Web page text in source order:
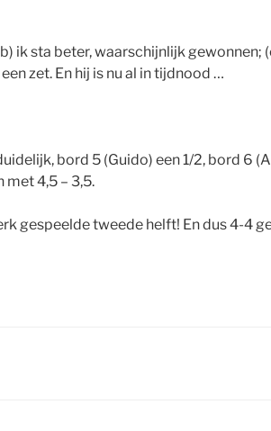
ik sta beter, waarschijnlijk gewonnen;
zet. En hij is nu al in tijdnood …
bord 5 (Guido) een 1/2, bord 6
met 4,5 – 3,5.
gespeelde tweede helft! En dus 4-4